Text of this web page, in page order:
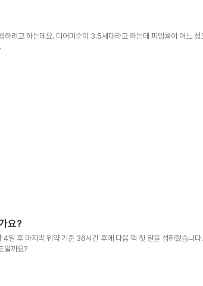
하려고 하는데요. 디어미순이 3.5세대라고 하는데 피임률이 어느 정
요?
일 후 마지막 위약 기준 36시간 후에 다음 팩 첫 알을 섭취했습니
일까요?